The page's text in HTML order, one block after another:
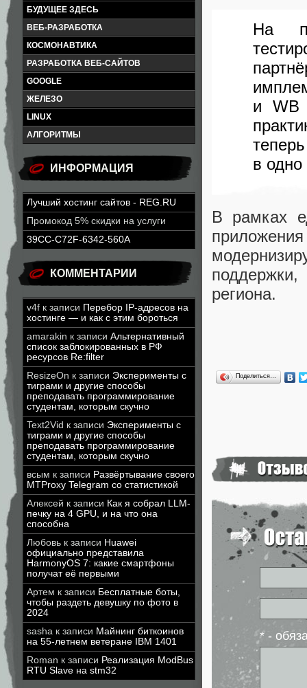
БУДУЩЕЕ ЗДЕСЬ
ВЕБ-РАЗРАБОТКА
КОСМОНАВТИКА
РАЗРАБОТКА ВЕБ-САЙТОВ
GOOGLE
ЖЕЛЕЗО
LINUX
АЛГОРИТМЫ
ИНФОРМАЦИЯ
Лучший хостинг сайтов - REG.RU
Промокод 5% скидки на услуги
39CC-C72F-6342-560A
КОММЕНТАРИИ
v4f к записи Перебор IP-адресов на
хостинге — и как с этим бороться
amarakin к записи Альтернативный
список заблокированных в РФ
ресурсов Re:filter
ResizeOn к записи Эксперименты с
тиграми и другие способы
преподавать программирование
студентам, которым скучно
Text2Vid к записи Эксперименты с
тиграми и другие способы
преподавать программирование
студентам, которым скучно
всым к записи Развёртывание своего
MTProxy Telegram со статистикой
Алексей к записи Как я собрал LLM-
печку на 4 GPU, и на что она
способна
Любовь к записи Huawei
официально представила
HarmonyOS 7: какие смартфоны
получат её первыми
Артем к записи Бесплатные боты,
чтобы раздеть девушку по фото в
2024
sasha к записи Майнинг биткоинов
на 55-летнем ветеране IBM 1401
Roman к записи Реализация ModBus
RTU Slave на stm32
На
и WB
в
В рамках
региона.
Поделиться…
* -